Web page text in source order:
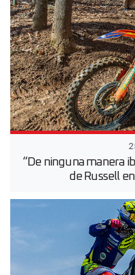
“De ninguna manera
de Russell